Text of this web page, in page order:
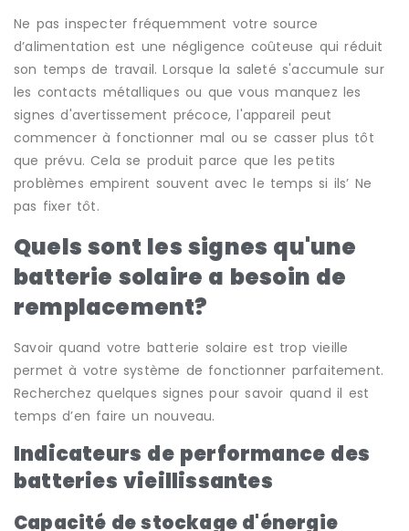
Ne pas inspecter fréquemment votre source
d’alimentation est une négligence coûteuse qui réduit
son temps de travail. Lorsque la saleté s'accumule sur
les contacts métalliques ou que vous manquez les
signes d'avertissement précoce, l'appareil peut
commencer à fonctionner mal ou se casser plus tôt
que prévu. Cela se produit parce que les petits
problèmes empirent souvent avec le temps si ils’ Ne
pas fixer tôt.
Quels sont les signes qu'une
batterie solaire a besoin de
remplacement?
Savoir quand votre batterie solaire est trop vieille
permet à votre système de fonctionner parfaitement.
Recherchez quelques signes pour savoir quand il est
temps d’en faire un nouveau.
Indicateurs de performance des
batteries vieillissantes
Capacité de stockage d'énergie